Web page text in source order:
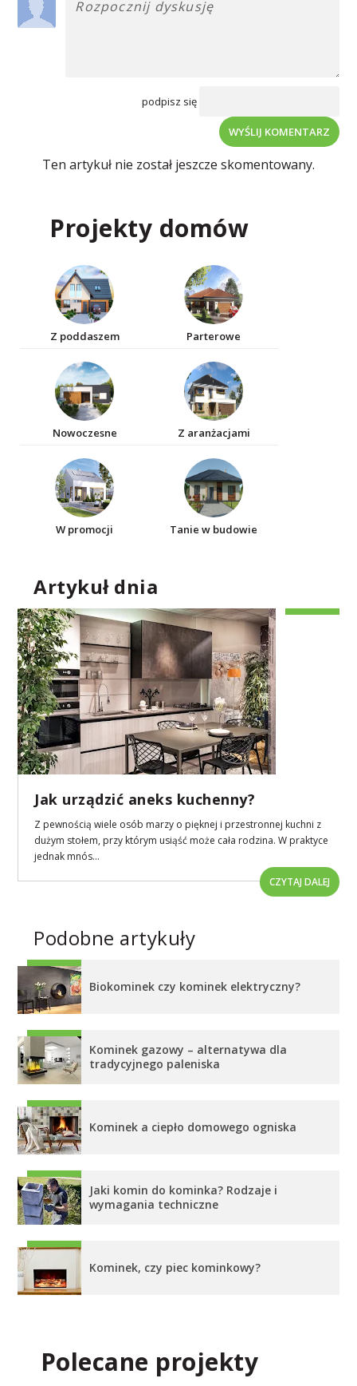
podpisz się
WYŚLIJ KOMENTARZ
Ten artykuł nie został jeszcze skomentowany.
Projekty domów
Z poddaszem Parterowe
Nowoczesne Z aranżacjami
W promocji Tanie w budowie
Artykuł dnia
Jak urządzić aneks kuchenny?
Z pewnością wiele osób marzy o pięknej i przestronnej kuchni z
dużym stołem, przy którym usiąść może cała rodzina. W praktyce
jednak mnós...
CZYTAJ DALEJ
Podobne artykuły
Biokominek czy kominek elektryczny?
Kominek gazowy – alternatywa dla
tradycyjnego paleniska
Kominek a ciepło domowego ogniska
Jaki komin do kominka? Rodzaje i
wymagania techniczne
Kominek, czy piec kominkowy?
Polecane projekty